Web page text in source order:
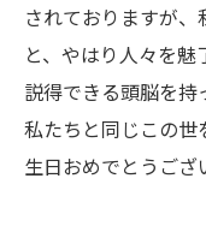
されておりますが
と、やはり人々を魅
説得できる頭脳を持
私たちと同じこの
生日おめでとうござ